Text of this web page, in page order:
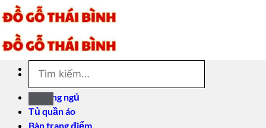
Giường ngủ
Tủ quần áo
Bàn trang điểm
kiếm: